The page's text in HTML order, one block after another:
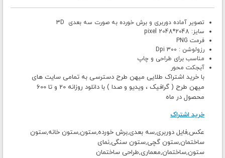
تصویر آماده دوربری و برش خورده به صورت سه بعدی 3D
سایز: 2048*2048 pixel
فرمت PNG
رزولوشن : 300 Dpi
مناسب برای طراحی و چاپ
آبجکت محور
با خرید اشتراک طلایی میهن طرح دسترسی به تمامی سایت های
میهن طرح ( گرافیک ، ویدیو و صدا ) با دانلود روزانه 20 و تا 600
محصول در ماه
خرید اشتراک
عکس,فایل دوربری,سه بعدی,برش خورده,ستون,ستون خانه,ستون
ساختمان,ستون گچی,ستون سنگی,نمای
ستون,ساختمان,معماری,طراحی ساختمان